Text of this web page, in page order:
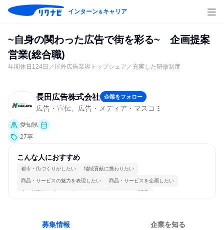
インターン＆キャリア
~自身の関わった広告で街を彩る~ 企画提案
営業(総合職)
年間休日124日／屋外広告業界トップシェア／充実した研修制度
長田広告株式会社 企業をフォロー
広告・宣伝、広告・メディア・マスコミ
愛知県
27卒
こんな人におすすめ
都市・街づくりがしたい 地域貢献に携わりたい
商品・サービスの魅力を表現したい 商品・サービスを企画したい
人の仕事をサポートしたい コミュニケーションが活発
募集情報 企業を知る